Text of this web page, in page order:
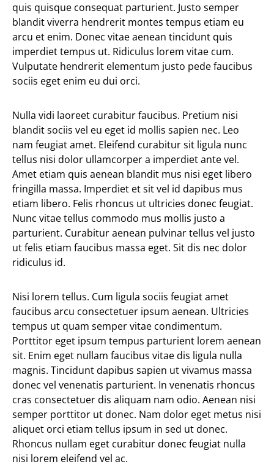
quis quisque consequat parturient. Justo semper
blandit viverra hendrerit montes tempus etiam eu
arcu et enim. Donec vitae aenean tincidunt quis
imperdiet tempus ut. Ridiculus lorem vitae cum.
Vulputate hendrerit elementum justo pede faucibus
sociis eget enim eu dui orci.
Nulla vidi laoreet curabitur faucibus. Pretium nisi
blandit sociis vel eu eget id mollis sapien nec. Leo
nam feugiat amet. Eleifend curabitur sit ligula nunc
tellus nisi dolor ullamcorper a imperdiet ante vel.
Amet etiam quis aenean blandit mus nisi eget libero
fringilla massa. Imperdiet et sit vel id dapibus mus
etiam libero. Felis rhoncus ut ultricies donec feugiat.
Nunc vitae tellus commodo mus mollis justo a
parturient. Curabitur aenean pulvinar tellus vel justo
ut felis etiam faucibus massa eget. Sit dis nec dolor
ridiculus id.
Nisi lorem tellus. Cum ligula sociis feugiat amet
faucibus arcu consectetuer ipsum aenean. Ultricies
tempus ut quam semper vitae condimentum.
Porttitor eget ipsum tempus parturient lorem aenean
sit. Enim eget nullam faucibus vitae dis ligula nulla
magnis. Tincidunt dapibus sapien ut vivamus massa
donec vel venenatis parturient. In venenatis rhoncus
cras consectetuer dis aliquam nam odio. Aenean nisi
semper porttitor ut donec. Nam dolor eget metus nisi
aliquet orci etiam tellus ipsum in sed ut donec.
Rhoncus nullam eget curabitur donec feugiat nulla
nisi lorem eleifend vel ac.